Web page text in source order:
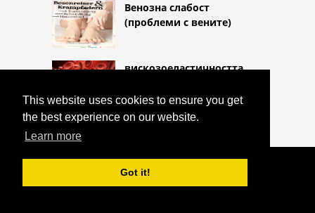
This website uses cookies to ensure you get
the best experience on our website.
Learn more
Got it!
Венозна слабост
(проблеми с вените)
вискозоеластичността
COPYRIGHT 2026 HTTPS://CQLIFE.NET